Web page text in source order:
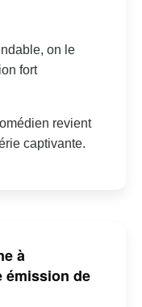
on le
fort
revient
captivante.
à
émission de